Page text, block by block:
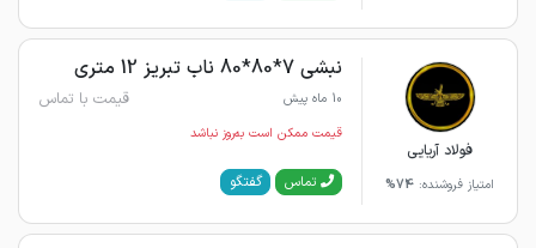
فولاد آریایی
امتیاز فروشنده: 74%
نبشی 7*80*80 ناب تبریز 12 متری
10 ماه پیش قیمت با تماس
قیمت ممکن است به‌روز نباشد
تماس گفتگو